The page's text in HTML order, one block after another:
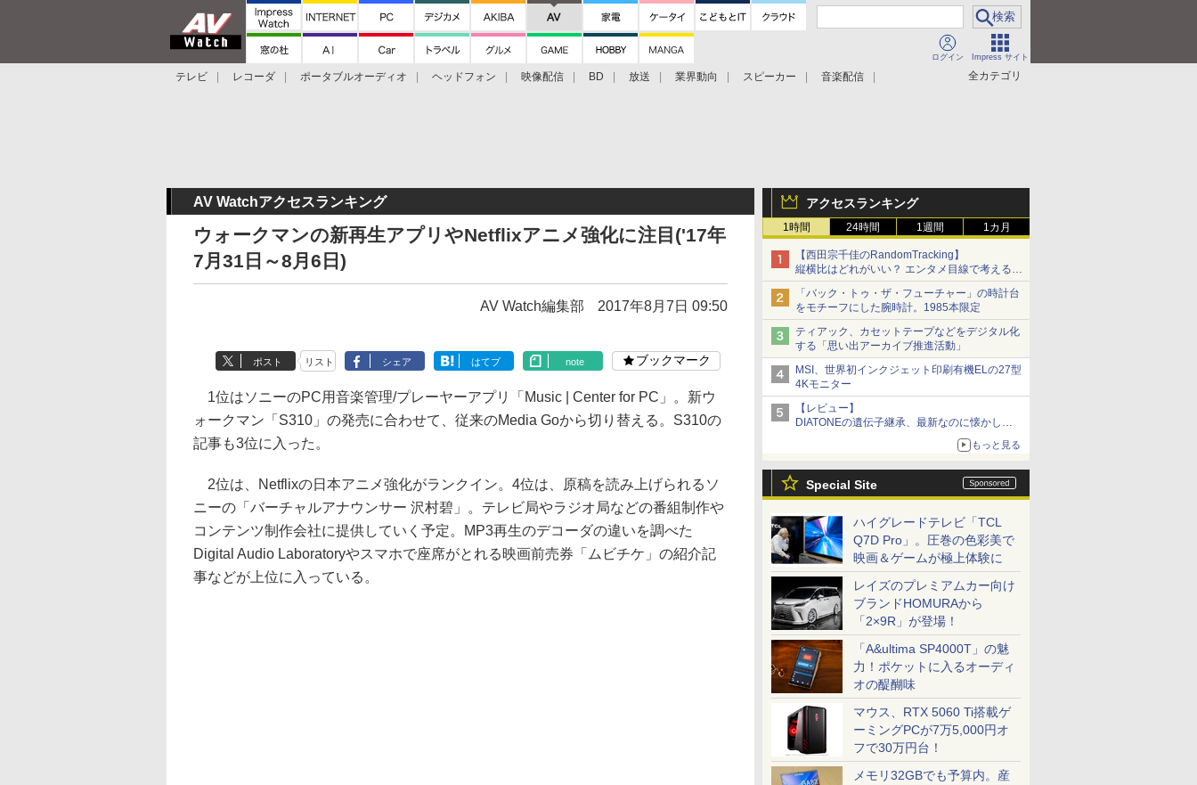
ログイン Impress サイト
全カテゴリ
テレビ レコーダ ポータブルオーディオ ヘッドフォン 映像配信 BD 放送 業界動向 スピーカー
音楽配信
アクセスランキング
1時間 24時間 1週間 1カ月
【西田宗千佳のRandomTracking】
縦横比はどれがいい？ エンタメ目線で考える、
サムスン新「Galaxy Z Fold」
「バック・トゥ・ザ・フューチャー」の時計台
をモチーフにした腕時計。1985本限定
ティアック、カセットテープなどをデジタル化
する「思い出アーカイブ推進活動」
MSI、世界初インクジェット印刷有機ELの27型
4Kモニター
【レビュー】
DIATONEの遺伝子継承、最新なのに懐かし
い“惚れる音”Tecnologia e Cuore「DS-TC52B」
もっと見る
Special Site
ハイグレードテレビ「TCL
Q7D Pro」。圧巻の色彩美で
映画＆ゲームが極上体験に
レイズのプレミアムカー向け
ブランドHOMURAから
「2×9R」が登場！
「A&ultima SP4000T」の魅
力！ポケットに入るオーディ
オの醍醐味
マウス、RTX 5060 Ti搭載ゲ
ーミングPCが7万5,000円オ
フで30万円台！
メモリ32GBでも予算内。産
AV Watchアクセスランキング
ウォークマンの新再生アプリやNetflixアニメ強化に注目('17年
7月31日～8月6日)
AV Watch編集部 2017年8月7日 09:50
ポスト リスト シェア はてブ note ブックマーク
1位はソニーのPC用音楽管理/プレーヤーアプリ「Music | Center for PC」。新ウ
ォークマン「S310」の発売に合わせて、従来のMedia Goから切り替える。S310の
記事も3位に入った。
2位は、Netflixの日本アニメ強化がランクイン。4位は、原稿を読み上げられるソ
ニーの「バーチャルアナウンサー 沢村碧」。テレビ局やラジオ局などの番組制作や
コンテンツ制作会社に提供していく予定。MP3再生のデコーダの違いを調べた
Digital Audio Laboratoryやスマホで座席がとれる映画前売券「ムビチケ」の紹介記
事などが上位に入っている。